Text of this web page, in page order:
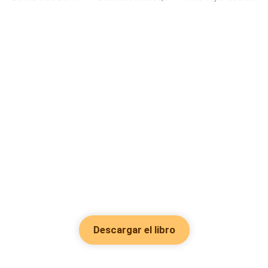
Descargar el libro